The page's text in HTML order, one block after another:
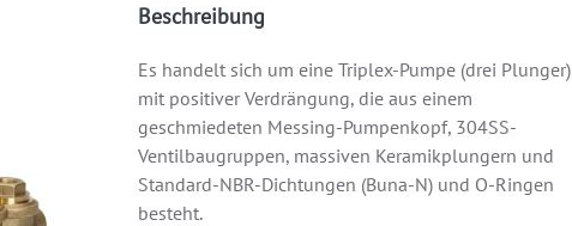
Beschreibung
Es handelt sich um eine Triplex-Pumpe (drei Plunger)
mit positiver Verdrängung, die aus einem
geschmiedeten Messing-Pumpenkopf, 304SS-
Ventilbaugruppen, massiven Keramikplungern und
Standard-NBR-Dichtungen (Buna-N) und O-Ringen
besteht.